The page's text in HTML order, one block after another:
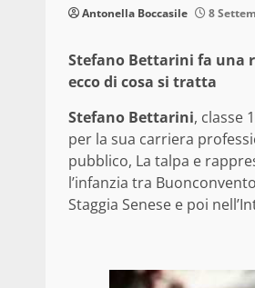
Antonella Boccasile 8
Stefano Bettarini fa una
ecco di cosa si tratta
Stefano Bettarini, classe
per la sua carriera
pubblico, La talpa e
l’infanzia tra
Staggia Senese e poi